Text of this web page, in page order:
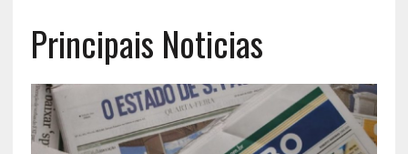
Principais Noticias